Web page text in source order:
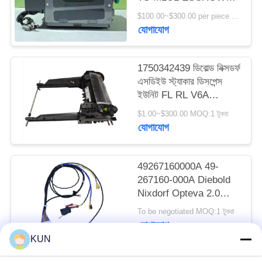
PRIVACY
POLICY
(UESAH)
$100.00~$300.00 per piece MOQ:1
যোগাযোগ
1750342439 ডিবোল্ড নিক্সডর্ফ
এসডিইউ স্ট্যাকার ডিসপেন্স
ইউনিট FL RL V6A
DN200/250/450 এটিএম
মেশিন
$1.00~$300.00 MOQ:1 টুকরা
যোগাযোগ
49267160000A 49-
267160-000A Diebold
Nixdorf Opteva 2.0
AFD সেন্সর লাইন প্ল্যাটফর্ম
ATM অংশ গ্রুপ
To be negotiated MOQ:1 টুকরা
যোগাযোগ
KUN